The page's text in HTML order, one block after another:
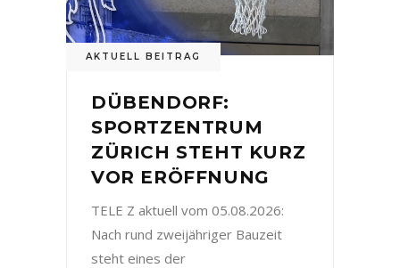
AKTUELL BEITRAG
DÜBENDORF:
SPORTZENTRUM
ZÜRICH STEHT KURZ
VOR ERÖFFNUNG
TELE Z aktuell vom 05.08.2026:
Nach rund zweijähriger Bauzeit
steht eines der